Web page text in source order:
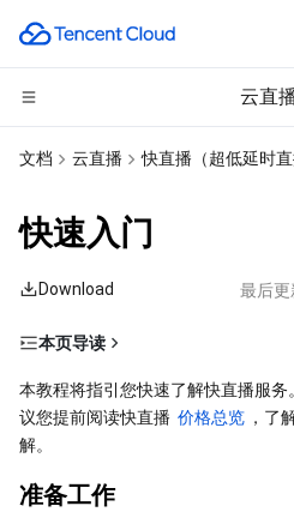
云直
计算
轻量应用服务器
GPU 云服务器
弹性伸缩
边缘安全加速平台 EO
全站加速网络
安全加速 SCDN
边缘计算
批量计算
容器
服务网格
本地专用集群
微服务
文档 云直播 快直播（超低延时直
快速入门
Download 最后更
本页导读
操作步骤
步骤2：获取推流地址
本教程将指引您快速了解快直播服
议您提前阅读快直播 价格总览 ，了
解。
准备工作